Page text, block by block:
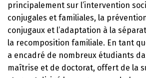
principalement sur l’intervention
conjugales et familiales, la
conjugaux et l’adaptation à la
la recomposition familiale. En tant
a encadré de nombreux étudiants
maîtrise et de doctorat, offert de la